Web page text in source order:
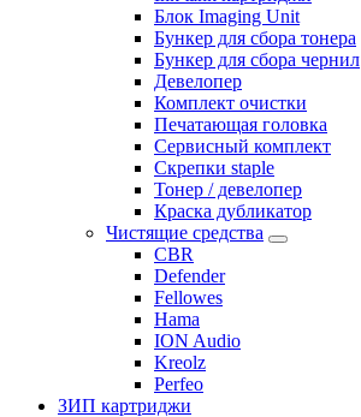
Блок Imaging Unit
Бункер для сбора тонера
Бункер для сбора чернил
Девелопер
Комплект очистки
Печатающая головка
Сервисный комплект
Скрепки staple
Тонер / девелопер
Краска дубликатор
Чистящие средства
CBR
Defender
Fellowes
Hama
ION Audio
Kreolz
Perfeo
ЗИП картриджи